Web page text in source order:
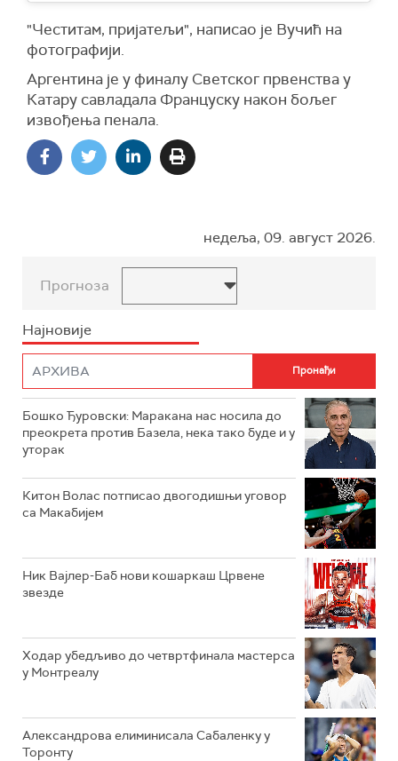
"Честитам, пријатељи", написао је Вучић на
фотографији.
Аргентина је у финалу Светског првенства у
Катару савладала Француску након бољег
извођења пенала.
недеља, 09. август 2026.
Прогноза
Најновије
Бошко Ђуровски: Маракана нас носила до
преокрета против Базела, нека тако буде и у
уторак
Китон Волас потписао двогодишњи уговор
са Макабијем
Ник Вајлер-Баб нови кошаркаш Црвене
звезде
Ходар убедљиво до четвртфинала мастерса
у Монтреалу
Александрова елиминисала Сабаленку у
Торонту